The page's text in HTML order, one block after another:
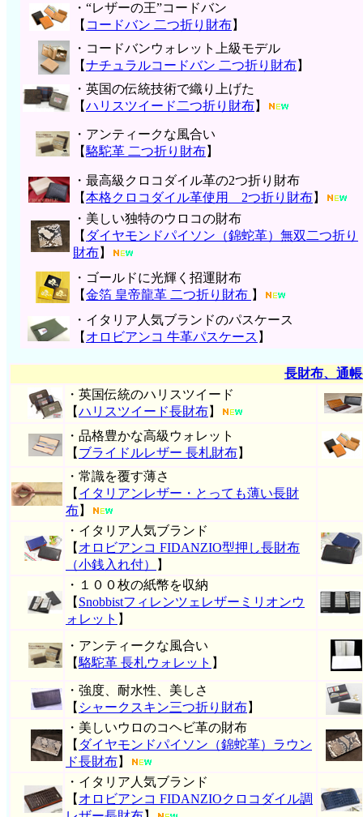
・“レザーの王”コードバン
【 コードバン 二つ折り財布】
・コードバンウォレット上級モデル
【ナチュラルコードバン 二つ折り財布】
・英国の伝統技術で織り上げた
【ハリスツイード二つ折り財布】
・アンティークな風合い
【駱駝革 二つ折り財布】
・最高級クロコダイル革の2つ折り財布
【本格クロコダイル革使用 2つ折り財布】
・美しい独特のウロコの財布
【 ダイヤモンドパイソン（錦蛇革）無双二つ折り
財布】
・ゴールドに光輝く招運財布
【金箔 皇帝龍革 二つ折り財布 】
・イタリア人気ブランドのパスケース
【 オロビアンコ 牛革パスケース 】
長財布、通
・英国伝統のハリスツイード
【ハリスツイード長財布】
・品格豊かな高級ウォレット
【 ブライドルレザー 長札財布】
・常識を覆す薄さ
【 イタリアンレザー・とっても薄い長財
布】
・イタリア人気ブランド
【 オロビアンコ FIDANZIO型押し長財布
（小銭入れ付）
】
・１００枚の紙幣を収納
【 Snobbistフィレンツェレザーミリオンウ
ォレット 】
・アンティークな風合い
【駱駝革 長札ウォレット 】
・強度、耐水性、美しさ
【 シャークスキン三つ折り財布】
・美しいウロのコヘビ革の財布
【 ダイヤモンドパイソン（錦蛇革）ラウン
ド長財布】
・イタリア人気ブランド
【 オロビアンコ FIDANZIOクロコダイル調